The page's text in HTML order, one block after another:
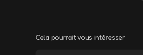
Cela pourrait vous intéresser